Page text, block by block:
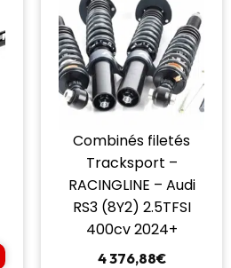
Combinés filetés
Tracksport –
RACINGLINE – Audi
RS3 (8Y2) 2.5TFSI
400cv 2024+
4 376,88€